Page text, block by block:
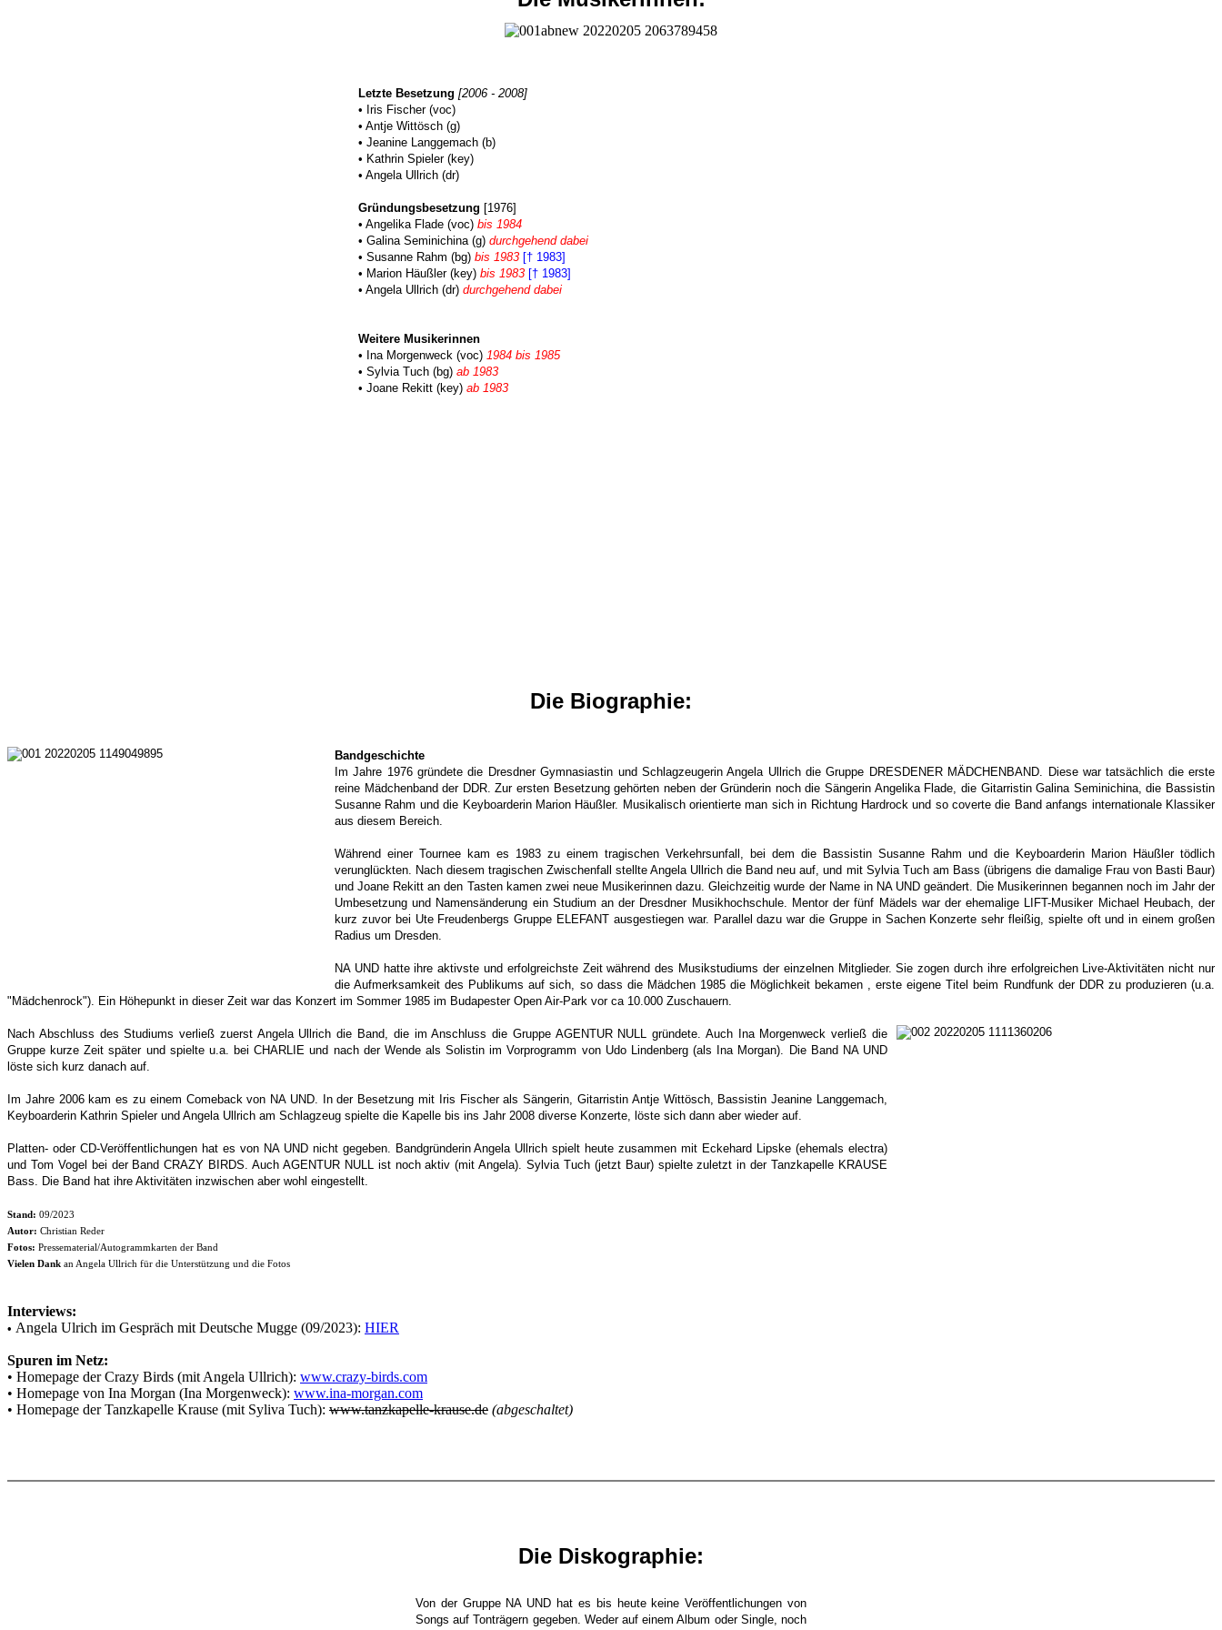
Letzte Besetzung [2006 - 2008]
• Iris Fischer (voc)
• Antje Wittösch (g)
• Jeanine Langgemach (b)
• Kathrin Spieler (key)
• Angela Ullrich (dr)
Gründungsbesetzung [1976]
• Angelika Flade (voc) bis 1984
• Galina Seminichina (g) durchgehend dabei
• Susanne Rahm (bg) bis 1983 [† 1983]
• Marion Häußler (key) bis 1983 [† 1983]
• Angela Ullrich (dr) durchgehend dabei
Weitere Musikerinnen
• Ina Morgenweck (voc) 1984 bis 1985
• Sylvia Tuch (bg) ab 1983
• Joane Rekitt (key) ab 1983
Die Biographie:
Bandgeschichte
Im Jahre 1976 gründete die Dresdner Gymnasiastin und Schlagzeugerin Angela Ullrich die Gruppe DRESDENER MÄDCHENBAND. Diese war tatsächlich die erste
reine Mädchenband der DDR. Zur ersten Besetzung gehörten neben der Gründerin noch die Sängerin Angelika Flade, die Gitarristin Galina Seminichina, die Bassistin
Susanne Rahm und die Keyboarderin Marion Häußler. Musikalisch orientierte man sich in Richtung Hardrock und so coverte die Band anfangs internationale Klassiker
aus diesem Bereich.
Während einer Tournee kam es 1983 zu einem tragischen Verkehrsunfall, bei dem die Bassistin Susanne Rahm und die Keyboarderin Marion Häußler tödlich
verunglückten. Nach diesem tragischen Zwischenfall stellte Angela Ullrich die Band neu auf, und mit Sylvia Tuch am Bass (übrigens die damalige Frau von Basti Baur)
und Joane Rekitt an den Tasten kamen zwei neue Musikerinnen dazu. Gleichzeitig wurde der Name in NA UND geändert. Die Musikerinnen begannen noch im Jahr der
Umbesetzung und Namensänderung ein Studium an der Dresdner Musikhochschule. Mentor der fünf Mädels war der ehemalige LIFT-Musiker Michael Heubach, der
kurz zuvor bei Ute Freudenbergs Gruppe ELEFANT ausgestiegen war. Parallel dazu war die Gruppe in Sachen Konzerte sehr fleißig, spielte oft und in einem großen
Radius um Dresden.
NA UND hatte ihre aktivste und erfolgreichste Zeit während des Musikstudiums der einzelnen Mitglieder. Sie zogen durch ihre erfolgreichen Live-Aktivitäten nicht nur
die Aufmerksamkeit des Publikums auf sich, so dass die Mädchen 1985 die Möglichkeit bekamen , erste eigene Titel beim Rundfunk der DDR zu produzieren (u.a.
"Mädchenrock"). Ein Höhepunkt in dieser Zeit war das Konzert im Sommer 1985 im Budapester Open Air-Park vor ca 10.000 Zuschauern.
Nach Abschluss des Studiums verließ zuerst Angela Ullrich die Band, die im Anschluss die Gruppe AGENTUR NULL gründete. Auch Ina Morgenweck verließ die
Gruppe kurze Zeit später und spielte u.a. bei CHARLIE und nach der Wende als Solistin im Vorprogramm von Udo Lindenberg (als Ina Morgan). Die Band NA UND
löste sich kurz danach auf.
Im Jahre 2006 kam es zu einem Comeback von NA UND. In der Besetzung mit Iris Fischer als Sängerin, Gitarristin Antje Wittösch, Bassistin Jeanine Langgemach,
Keyboarderin Kathrin Spieler und Angela Ullrich am Schlagzeug spielte die Kapelle bis ins Jahr 2008 diverse Konzerte, löste sich dann aber wieder auf.
Platten- oder CD-Veröffentlichungen hat es von NA UND nicht gegeben. Bandgründerin Angela Ullrich spielt heute zusammen mit Eckehard Lipske (ehemals electra)
und Tom Vogel bei der Band CRAZY BIRDS. Auch AGENTUR NULL ist noch aktiv (mit Angela). Sylvia Tuch (jetzt Baur) spielte zuletzt in der Tanzkapelle KRAUSE
Bass. Die Band hat ihre Aktivitäten inzwischen aber wohl eingestellt.
Stand: 09/2023
Autor: Christian Reder
Fotos: Pressematerial/Autogrammkarten der Band
Vielen Dank an Angela Ullrich für die Unterstützung und die Fotos
Interviews:
• Angela Ulrich im Gespräch mit Deutsche Mugge (09/2023): HIER
Spuren im Netz:
• Homepage der Crazy Birds (mit Angela Ullrich): www.crazy-birds.com
• Homepage von Ina Morgan (Ina Morgenweck): www.ina-morgan.com
• Homepage der Tanzkapelle Krause (mit Syliva Tuch): www.tanzkapelle-krause.de (abgeschaltet)
Die Diskographie:
Von der Gruppe NA UND hat es bis heute keine Veröffentlichungen von
Songs auf Tonträgern gegeben. Weder auf einem Album oder Single, noch